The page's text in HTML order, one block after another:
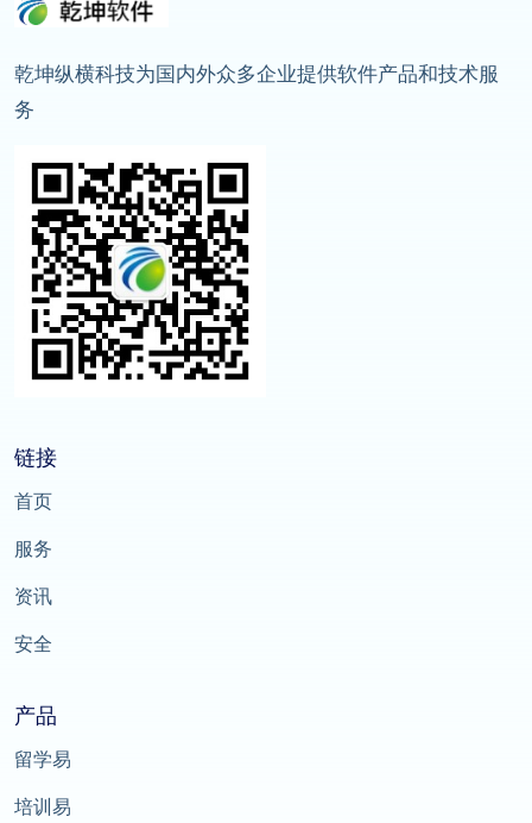
乾坤纵横科技为国内外众多企业提供软件产品和技术服
务
链接
首页
服务
资讯
安全
产品
留学易
培训易